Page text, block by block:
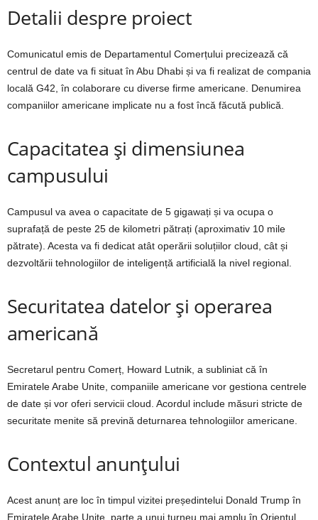
Detalii despre proiect
Comunicatul emis de Departamentul Comerțului precizează că
centrul de date va fi situat în Abu Dhabi și va fi realizat de compania
locală G42, în colaborare cu diverse firme americane. Denumirea
companiilor americane implicate nu a fost încă făcută publică.
Capacitatea și dimensiunea
campusului
Campusul va avea o capacitate de 5 gigawați și va ocupa o
suprafață de peste 25 de kilometri pătrați (aproximativ 10 mile
pătrate). Acesta va fi dedicat atât operării soluțiilor cloud, cât și
dezvoltării tehnologiilor de inteligență artificială la nivel regional.
Securitatea datelor și operarea
americană
Secretarul pentru Comerț, Howard Lutnik, a subliniat că în
Emiratele Arabe Unite, companiile americane vor gestiona centrele
de date și vor oferi servicii cloud. Acordul include măsuri stricte de
securitate menite să prevină deturnarea tehnologiilor americane.
Contextul anunțului
Acest anunț are loc în timpul vizitei președintelui Donald Trump în
Emiratele Arabe Unite, parte a unui turneu mai amplu în Orientul